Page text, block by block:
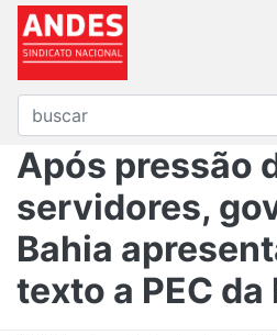
Após pressão
servidores,
Bahia
texto a PEC